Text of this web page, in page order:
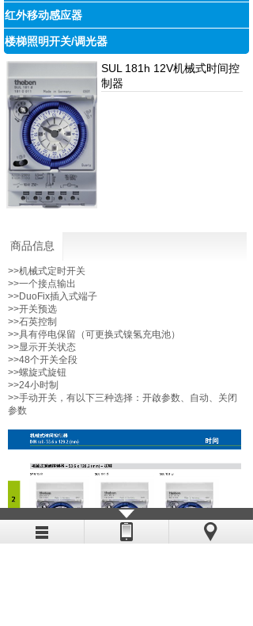
红外移动感应器
楼梯照明开关/调光器
SUL 181h 12V机械式时间控
制器
商品信息
>>机械式定时开关
>>一个接点输出
>>DuoFix插入式端子
>>开关预选
>>石英控制
>>具有停电保留（可更换式镍氢充电池）
>>显示开关状态
>>48个开关全段
>>螺旋式旋钮
>>24小时制
>>手动开关，有以下三种选择：开啟参数、自动、关闭
参数